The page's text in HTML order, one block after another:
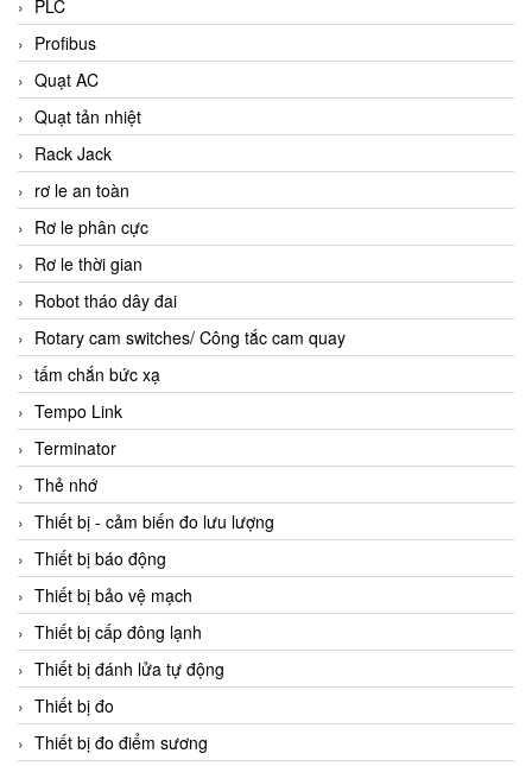
PLC
Profibus
Quạt AC
Quạt tản nhiệt
Rack Jack
rơ le an toàn
Rơ le phân cực
Rơ le thời gian
Robot tháo dây đai
Rotary cam switches/ Công tắc cam quay
tấm chắn bức xạ
Tempo Link
Terminator
Thẻ nhớ
Thiết bị - cảm biến đo lưu lượng
Thiết bị báo động
Thiết bị bảo vệ mạch
Thiết bị cấp đông lạnh
Thiết bị đánh lửa tự động
Thiết bị đo
Thiết bị đo điểm sương